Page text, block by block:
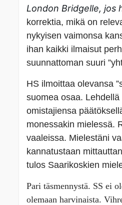
London Bridgelle, jos
korrektia, mikä on
nykyisen vaimonsa
ihan kaikki ilmaisut
suunnattoman suuri
HS ilmoittaa olevansa
suomea osaa.
omistajiensa
monessakin mielessä.
vaaleissa. Mielestäni
kannatustaan
tulos Saarikoskien
Pari täsmennystä. SS ei
olemaan harvinaista.